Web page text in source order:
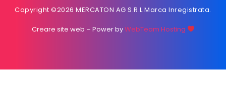
Copyright ©2026 MERCATON AG S.R.L Marca Inregistrata.
Creare site web – Power byWebTeam Hosting